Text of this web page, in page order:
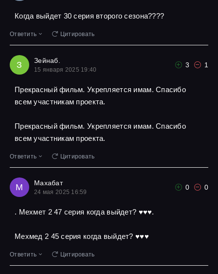
Когда выйдет 30 серия второго сезона????
Ответить Цитировать
З Зейнаб.
15 января 2025 19:40
3 1
Прекрасный фильм. Укрепляется имам. Спасибо
всем участникам проекта.
Прекрасный фильм. Укрепляется имам. Спасибо
всем участникам проекта.
Ответить Цитировать
М Махабат
24 мая 2025 16:59
0 0
. Мехмет 2 47 серия когда выйдет? ♥️♥️♥️.
Мехмед 2 45 серия когда выйдет? ♥️♥️♥️
Ответить Цитировать